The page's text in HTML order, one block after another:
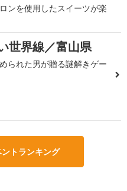
ンを使用したスイーツが楽
世界線／富山県
られた男が贈る謎解きゲー
トランキング